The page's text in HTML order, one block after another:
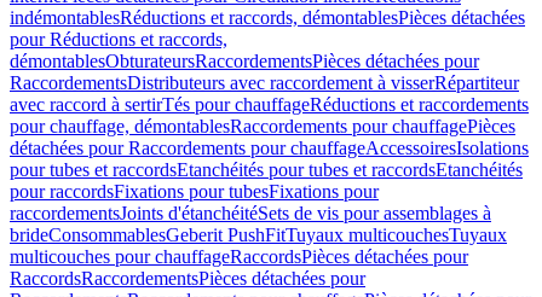
indémontablesRéductions et raccords, démontablesPièces détachées
pour Réductions et raccords,
démontablesObturateursRaccordementsPièces détachées pour
RaccordementsDistributeurs avec raccordement à visserRépartiteur
avec raccord à sertirTés pour chauffageRéductions et raccordements
pour chauffage, démontablesRaccordements pour chauffagePièces
détachées pour Raccordements pour chauffageAccessoiresIsolations
pour tubes et raccordsEtanchéités pour tubes et raccordsEtanchéités
pour raccordsFixations pour tubesFixations pour
raccordementsJoints d'étanchéitéSets de vis pour assemblages à
brideConsommablesGeberit PushFitTuyaux multicouchesTuyaux
multicouches pour chauffageRaccordsPièces détachées pour
RaccordsRaccordementsPièces détachées pour